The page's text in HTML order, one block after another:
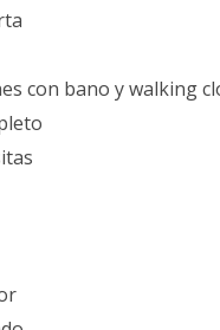
con bano y walking